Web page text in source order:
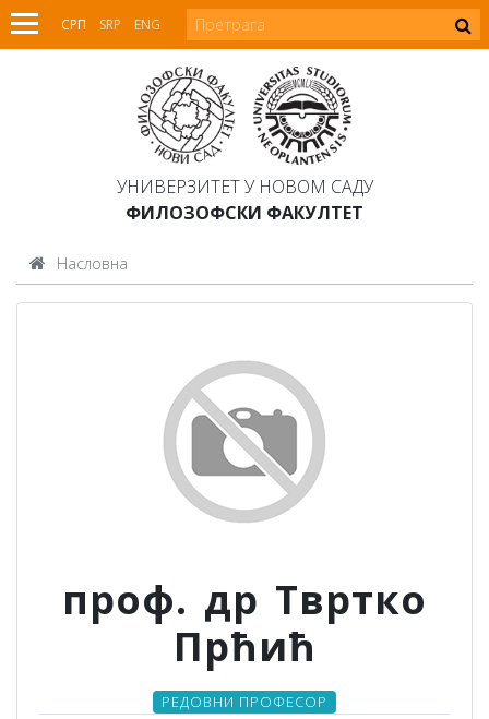
СРП SRP ENG
УНИВЕРЗИТЕТ У НОВОМ САДУ
ФИЛОЗОФСКИ ФАКУЛТЕТ
Насловна
проф. др Твртко
Прћић
РЕДОВНИ ПРОФЕСОР